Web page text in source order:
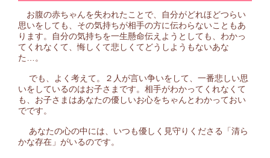
お腹の赤ちゃんを失われたことで、自分がどれほどつらい
思いをしても、その気持ちが相手の方に伝わらないこともあ
ります。自分の気持ちを一生懸命伝えようとしても、わかっ
てくれなくて、悔しくて悲しくてどうしようもないあな
た…。
でも、よく考えて。２人が言い争いをして、一番悲しい思
いをしているのはお子さまです。相手がわかってくれなくて
も、お子さまはあなたの優しいお心をちゃんとわかっておい
でです。
あなたの心の中には、いつも優しく見守りくださる「清ら
かな存在」がいるのです。